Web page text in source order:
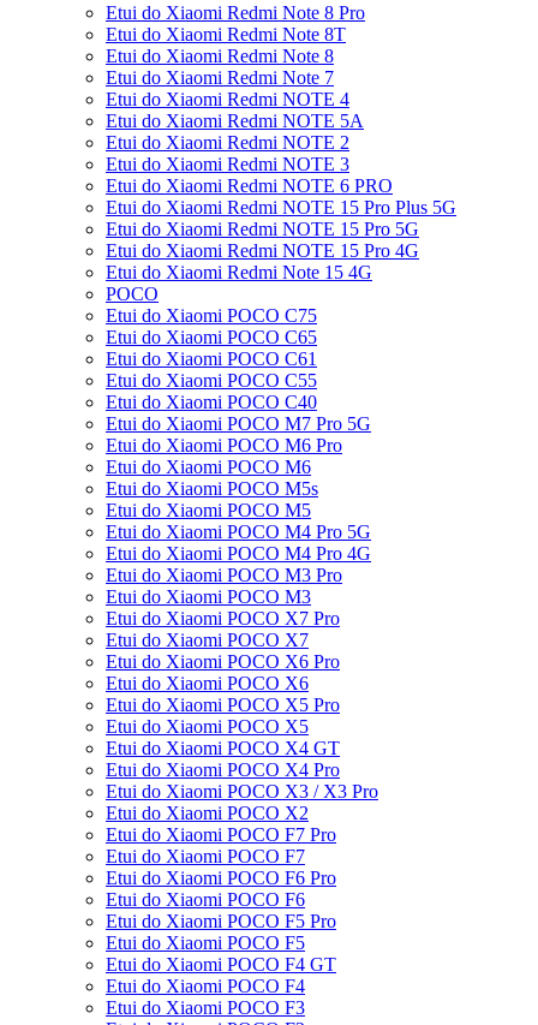
Etui do Xiaomi Redmi Note 8 Pro
Etui do Xiaomi Redmi Note 8T
Etui do Xiaomi Redmi Note 8
Etui do Xiaomi Redmi Note 7
Etui do Xiaomi Redmi NOTE 4
Etui do Xiaomi Redmi NOTE 5A
Etui do Xiaomi Redmi NOTE 2
Etui do Xiaomi Redmi NOTE 3
Etui do Xiaomi Redmi NOTE 6 PRO
Etui do Xiaomi Redmi NOTE 15 Pro Plus 5G
Etui do Xiaomi Redmi NOTE 15 Pro 5G
Etui do Xiaomi Redmi NOTE 15 Pro 4G
Etui do Xiaomi Redmi Note 15 4G
POCO
Etui do Xiaomi POCO C75
Etui do Xiaomi POCO C65
Etui do Xiaomi POCO C61
Etui do Xiaomi POCO C55
Etui do Xiaomi POCO C40
Etui do Xiaomi POCO M7 Pro 5G
Etui do Xiaomi POCO M6 Pro
Etui do Xiaomi POCO M6
Etui do Xiaomi POCO M5s
Etui do Xiaomi POCO M5
Etui do Xiaomi POCO M4 Pro 5G
Etui do Xiaomi POCO M4 Pro 4G
Etui do Xiaomi POCO M3 Pro
Etui do Xiaomi POCO M3
Etui do Xiaomi POCO X7 Pro
Etui do Xiaomi POCO X7
Etui do Xiaomi POCO X6 Pro
Etui do Xiaomi POCO X6
Etui do Xiaomi POCO X5 Pro
Etui do Xiaomi POCO X5
Etui do Xiaomi POCO X4 GT
Etui do Xiaomi POCO X4 Pro
Etui do Xiaomi POCO X3 / X3 Pro
Etui do Xiaomi POCO X2
Etui do Xiaomi POCO F7 Pro
Etui do Xiaomi POCO F7
Etui do Xiaomi POCO F6 Pro
Etui do Xiaomi POCO F6
Etui do Xiaomi POCO F5 Pro
Etui do Xiaomi POCO F5
Etui do Xiaomi POCO F4 GT
Etui do Xiaomi POCO F4
Etui do Xiaomi POCO F3